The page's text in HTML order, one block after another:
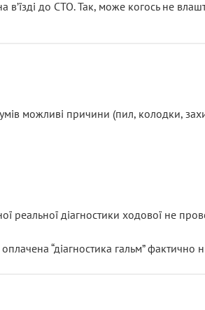
до СТО. Так, може когось не
можливі причини (пил, колодки,
реальної діагностики ходової не
“діагностика гальм” фактично